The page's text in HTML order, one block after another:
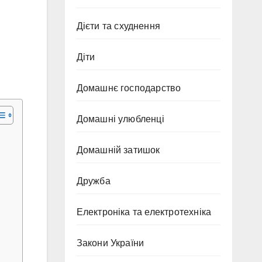
Дієти та схуднення
Діти
Домашнє господарство
Домашні улюбленці
Домашній затишок
Дружба
Електроніка та електротехніка
Закони України